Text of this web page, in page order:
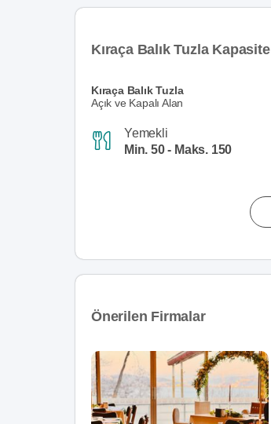
Kıraça Balık Tuzla Kapasite
Kıraça Balık Tuzla
Açık ve Kapalı Alan
Yemekli
Min. 50 - Maks. 150
Önerilen Firmalar